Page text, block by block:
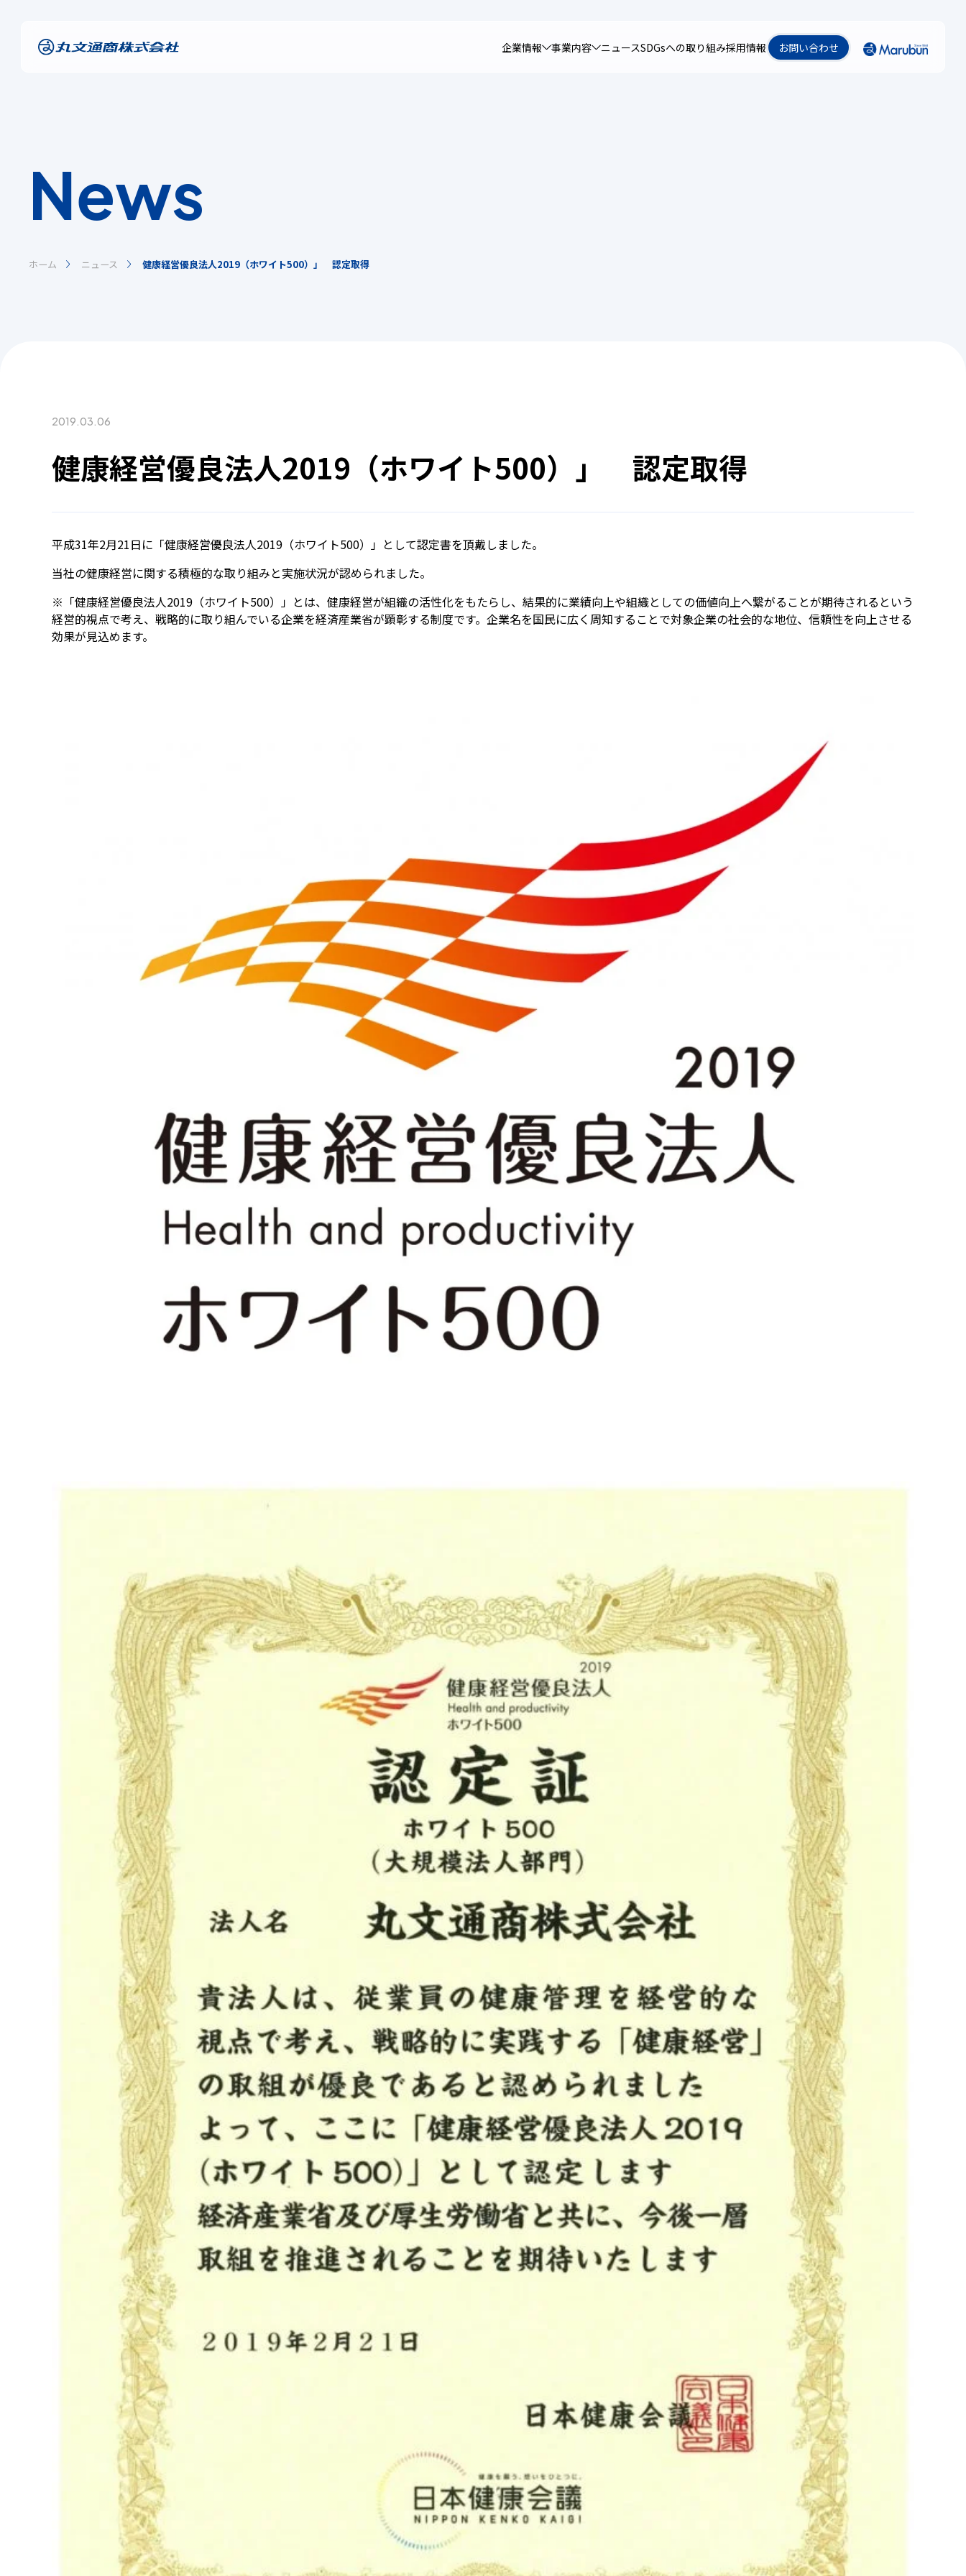
企業情報 事業内容 ニュースSDGsへの取り組み採用情報 お問い合わせ
News
ホーム ニュース 健康経営優良法人2019（ホワイト500）」 認定取得
2019.03.06
健康経営優良法人2019（ホワイト500）」 認定取得
平成31年2月21日に「健康経営優良法人2019（ホワイト500）」として認定書を頂戴しました。
当社の健康経営に関する積極的な取り組みと実施状況が認められました。
※「健康経営優良法人2019（ホワイト500）」とは、健康経営が組織の活性化をもたらし、結果的に業績向上や組織としての価値向上へ繋がることが期待されるという
経営的視点で考え、戦略的に取り組んでいる企業を経済産業省が顕彰する制度です。企業名を国民に広く周知することで対象企業の社会的な地位、信頼性を向上させる
効果が見込めます。